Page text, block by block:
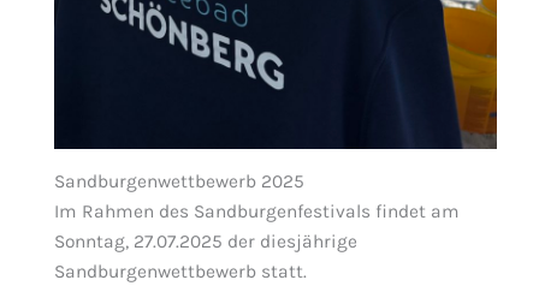
Sandburgenwettbewerb 2025
Im Rahmen des Sandburgenfestivals findet am
Sonntag, 27.07.2025 der diesjährige
Sandburgenwettbewerb statt.